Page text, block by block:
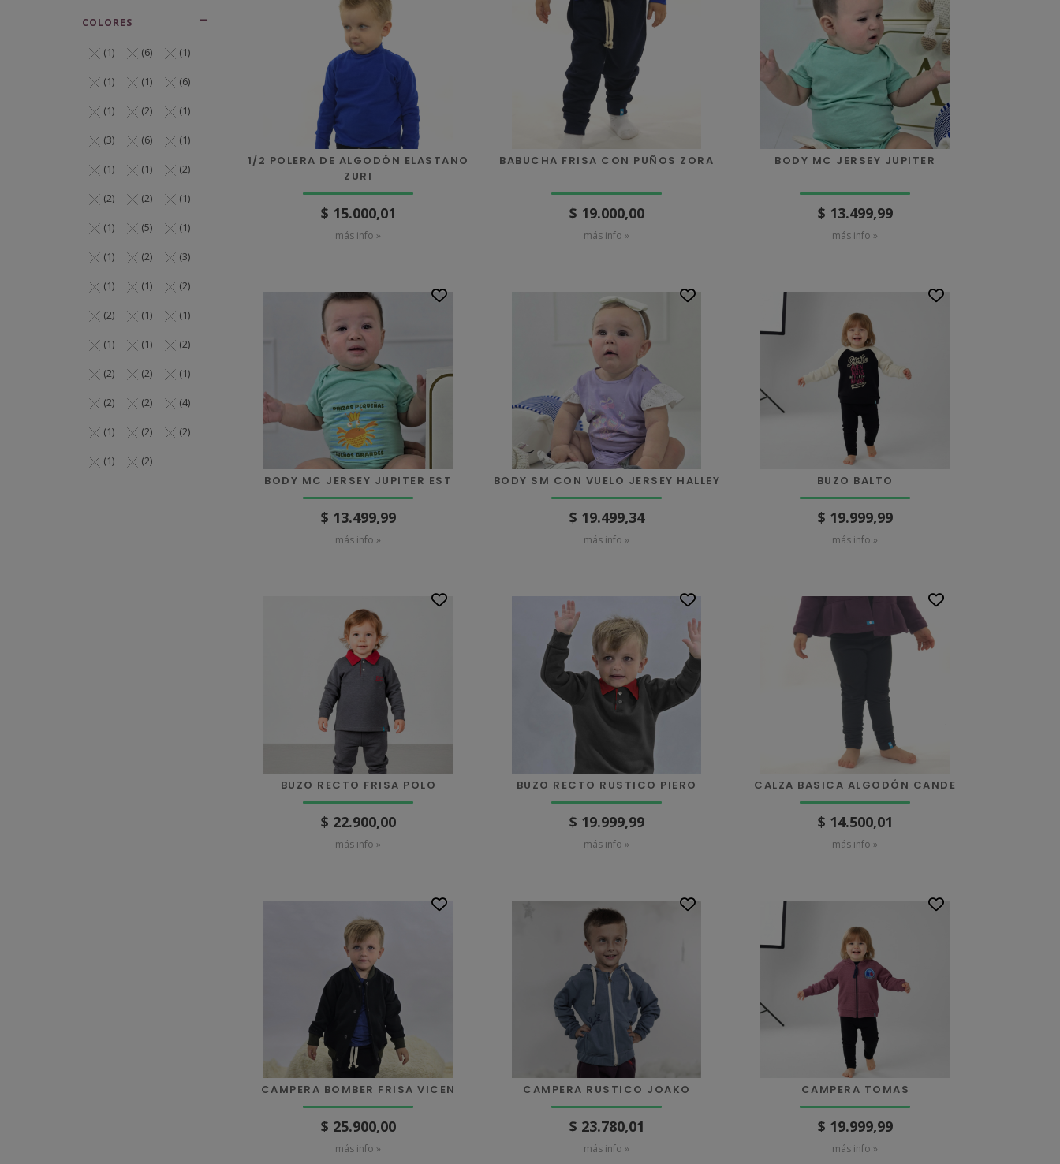
COLORES
(1) (6) (1)
(1) (1) (6)
(1) (2) (1)
(3) (6) (1)
(1) (1) (2)
(2) (2) (1)
(1) (5) (1)
(1) (2) (3)
(1) (1) (2)
(2) (1) (1)
(1) (1) (2)
(2) (2) (1)
(2) (2) (4)
(1) (2) (2)
(1) (2)
1/2 POLERA DE ALGODÓN ELASTANO
ZURI
$ 15.000,01
más info »
BABUCHA FRISA CON PUÑOS ZORA
$ 19.000,00
más info »
BODY MC JERSEY JUPITER
$ 13.499,99
más info »
BODY MC JERSEY JUPITER EST
$ 13.499,99
más info »
BODY SM CON VUELO JERSEY HALLEY
$ 19.499,34
más info »
BUZO BALTO
$ 19.999,99
más info »
BUZO RECTO FRISA POLO
$ 22.900,00
más info »
BUZO RECTO RUSTICO PIERO
$ 19.999,99
más info »
CALZA BASICA ALGODÓN CANDE
$ 14.500,01
más info »
CAMPERA BOMBER FRISA VICEN
$ 25.900,00
más info »
CAMPERA RUSTICO JOAKO
$ 23.780,01
más info »
CAMPERA TOMAS
$ 19.999,99
más info »